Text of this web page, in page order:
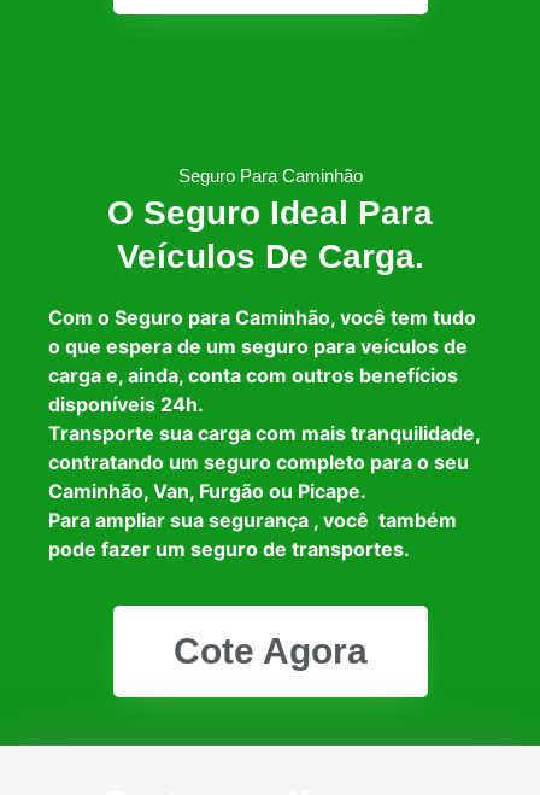
Seguro Para Caminhão
O Seguro Ideal Para
Veículos De Carga.
Com o Seguro para Caminhão, você tem tudo
o que espera de um seguro para veículos de
carga e, ainda, conta com outros benefícios
disponíveis 24h.
Transporte sua carga com mais tranquilidade,
contratando um seguro completo para o seu
Caminhão, Van, Furgão ou Picape.
Para ampliar sua segurança , você também
pode fazer um seguro de transportes.
Cote Agora